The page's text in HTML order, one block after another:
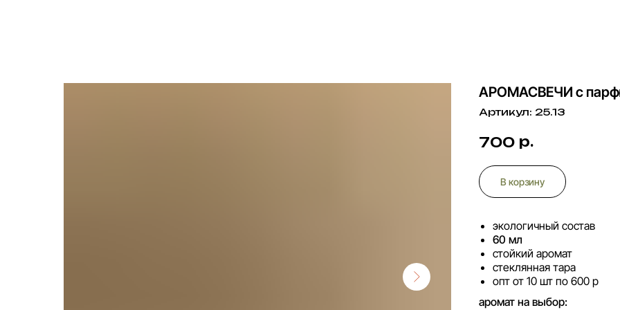
АРОМАСВЕЧИ с
Артикул: 25.13
700 р.
В корзину
экологичный состав
60 мл
стойкий аромат
стеклянная тара
опт от 10 шт по 600 р
аромат на выбор: